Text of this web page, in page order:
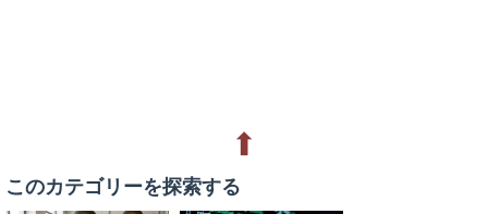
⬆
このカテゴリーを探索する